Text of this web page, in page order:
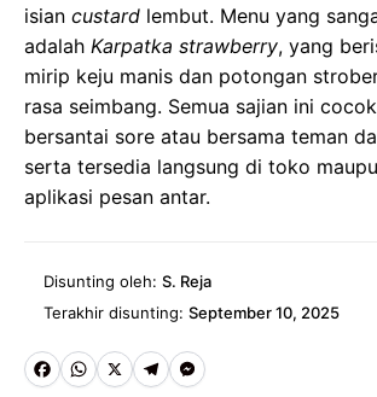
isian custard lembut. Menu yang
adalah Karpatka strawberry, yang
mirip keju manis dan potongan
rasa seimbang. Semua sajian ini
bersantai sore atau bersama teman
serta tersedia langsung di toko
aplikasi pesan antar.
Disunting oleh: S. Reja
Terakhir disunting: September 10, 2025
Fa W
X
Te M